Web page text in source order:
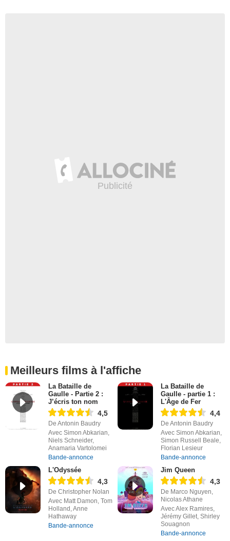
Meilleurs films à l'affiche
La Bataille de
Gaulle - Partie 2 :
J’écris ton nom
4,5
De Antonin Baudry
Avec Simon Abkarian,
Niels Schneider,
Anamaria Vartolomei
Bande-annonce
La Bataille de
Gaulle - partie 1 :
L'Âge de Fer
4,4
De Antonin Baudry
Avec Simon Abkarian,
Simon Russell Beale,
Florian Lesieur
Bande-annonce
L'Odyssée
4,3
De Christopher Nolan
Avec Matt Damon, Tom
Holland, Anne
Hathaway
Bande-annonce
Jim Queen
4,3
De Marco Nguyen,
Nicolas Athane
Avec Alex Ramires,
Jérémy Gillet, Shirley
Souagnon
Bande-annonce